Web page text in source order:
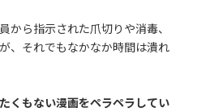
から指示された爪切りや消毒、
、それでもなかなか時間は潰れ
くもない漫画をペラペラしてい